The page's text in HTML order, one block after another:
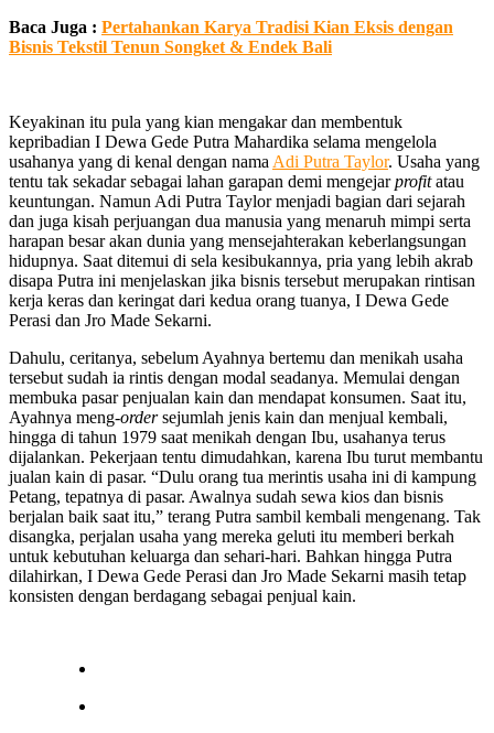
Baca Juga : Pertahankan Karya Tradisi Kian Eksis dengan
Bisnis Tekstil Tenun Songket & Endek Bali
Keyakinan itu pula yang kian mengakar dan membentuk
kepribadian I Dewa Gede Putra Mahardika selama mengelola
usahanya yang di kenal dengan nama Adi Putra Taylor. Usaha yang
tentu tak sekadar sebagai lahan garapan demi mengejarprofitatau
keuntungan. Namun Adi Putra Taylor menjadi bagian dari sejarah
dan juga kisah perjuangan dua manusia yang menaruh mimpi serta
harapan besar akan dunia yang mensejahterakan keberlangsungan
hidupnya. Saat ditemui di sela kesibukannya, pria yang lebih akrab
disapa Putra ini menjelaskan jika bisnis tersebut merupakan rintisan
kerja keras dan keringat dari kedua orang tuanya, I Dewa Gede
Perasi dan Jro Made Sekarni.
Dahulu, ceritanya, sebelum Ayahnya bertemu dan menikah usaha
tersebut sudah ia rintis dengan modal seadanya. Memulai dengan
membuka pasar penjualan kain dan mendapat konsumen. Saat itu,
Ayahnya meng-ordersejumlah jenis kain dan menjual kembali,
hingga di tahun 1979 saat menikah dengan Ibu, usahanya terus
dijalankan. Pekerjaan tentu dimudahkan, karena Ibu turut membantu
jualan kain di pasar. “Dulu orang tua merintis usaha ini di kampung
Petang, tepatnya di pasar. Awalnya sudah sewa kios dan bisnis
berjalan baik saat itu,” terang Putra sambil kembali mengenang. Tak
disangka, perjalan usaha yang mereka geluti itu memberi berkah
untuk kebutuhan keluarga dan sehari-hari. Bahkan hingga Putra
dilahirkan, I Dewa Gede Perasi dan Jro Made Sekarni masih tetap
konsisten dengan berdagang sebagai penjual kain.